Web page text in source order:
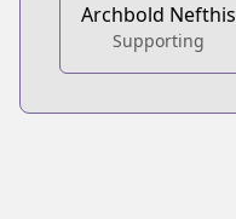
Archbold Nefthis
Supporting